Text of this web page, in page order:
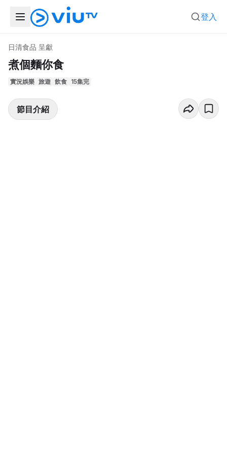
登入
日清食品 呈獻
煮個麵你食
實況娛樂 旅遊 飲食 15集完
節目介紹